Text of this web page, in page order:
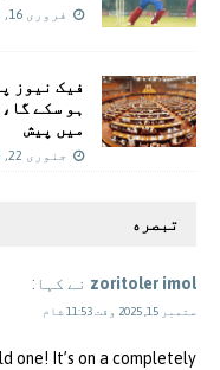
فروری 16, 2023
ہو سکے
میں پیش
جنوری 22, 2025
تبصره
zoritoler imol نے کہا:
ستمبر 15, 2025 وقت 11:53 شام
one! It’s on a completely